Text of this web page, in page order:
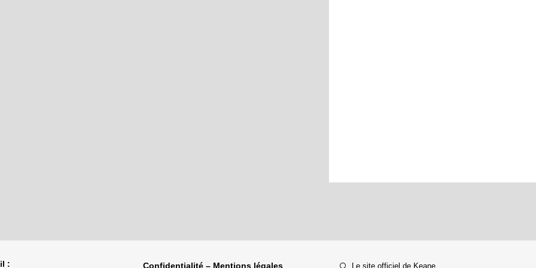
: Confidentialité – Mentions légales Le site officiel de Keane